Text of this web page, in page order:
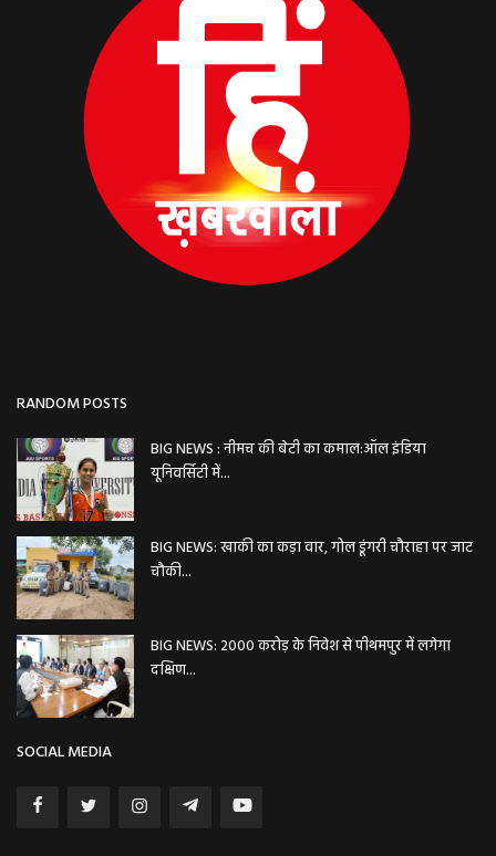
RANDOM POSTS
BIG NEWS : नीमच की बेटी का कमाल:ऑल इंडिया
यूनिवर्सिटी में...
BIG NEWS: ​खाकी का कड़ा वार, गोल डूंगरी चौराहा पर जाट
चौकी...
BIG NEWS: 2000 करोड़ के निवेश से पीथमपुर में लगेगा
दक्षिण...
SOCIAL MEDIA